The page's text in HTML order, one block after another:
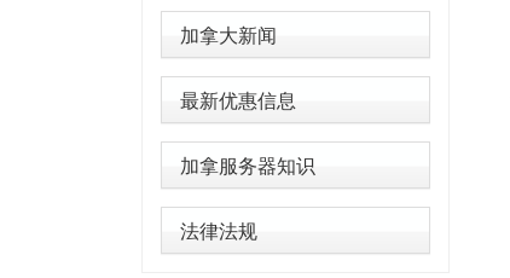
加拿大新闻
最新优惠信息
加拿服务器知识
法律法规